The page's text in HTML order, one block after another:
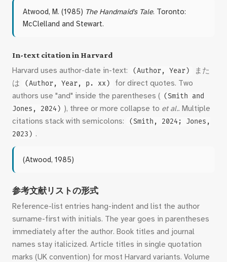
Atwood, M. (1985) The Handmaid's Tale. Toronto:
McClelland and Stewart.
In-text citation in Harvard
Harvard uses author-date in-text: (Author, Year)
また
は
(Author, Year, p. xx)
for direct quotes. Two
authors use "and" inside the parentheses ( (Smith and
Jones, 2024) ), three or more collapse to et al.. Multiple
citations stack with semicolons:
(Smith, 2024; Jones,
2023) .
(Atwood, 1985)
参考文献リストの形式
Reference-list entries hang-indent and list the author
surname-first with initials. The year goes in parentheses
immediately after the author. Book titles and journal
names stay italicized. Article titles in single quotation
marks (UK convention) for most Harvard variants. Volume